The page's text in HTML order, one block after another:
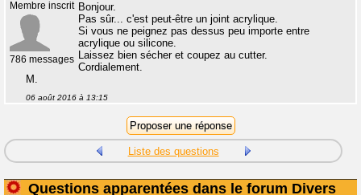
Membre inscrit
786 messages
Bonjour.
Pas sûr... c'est peut-être un joint acrylique.
Si vous ne peignez pas dessus peu importe entre
acrylique ou silicone.
Laissez bien sécher et coupez au cutter.
Cordialement.
M.
06 août 2016 à 13:15
Liste des questions
Questions apparentées dans le forum Divers